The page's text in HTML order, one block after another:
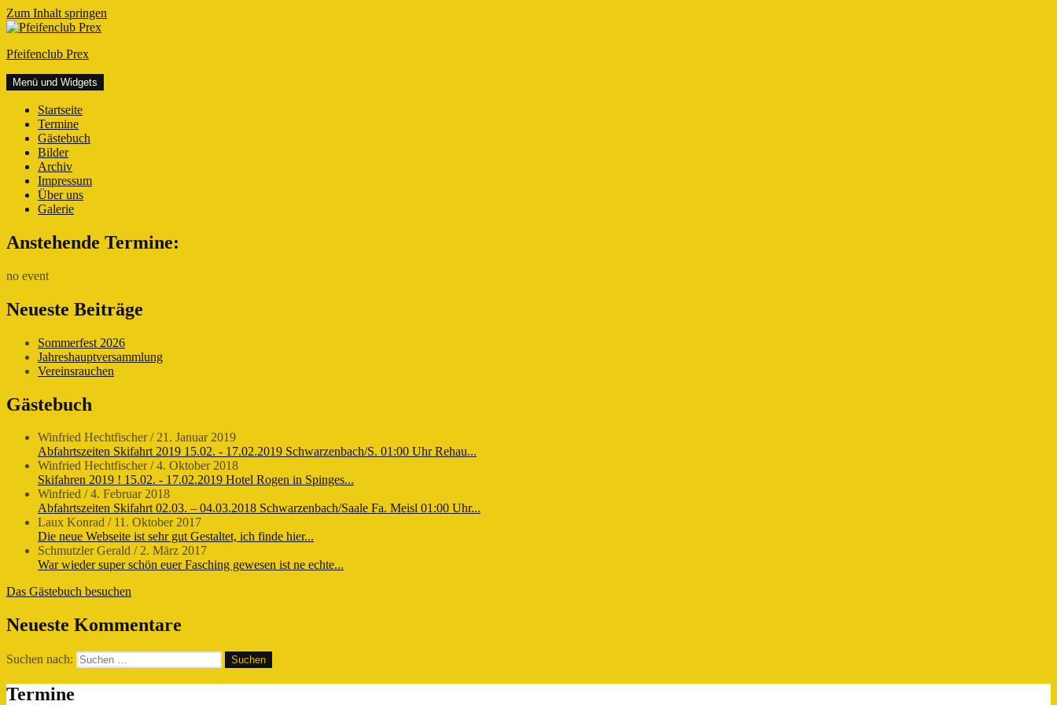
Zum Inhalt springen
Pfeifenclub Prex
Menü und Widgets
Startseite
Termine
Gästebuch
Bilder
Archiv
Impressum
Über uns
Galerie
Anstehende Termine:
no event
Neueste Beiträge
Sommerfest 2026
Jahreshauptversammlung
Vereinsrauchen
Gästebuch
Winfried Hechtfischer/21. Januar 2019
Abfahrtszeiten Skifahrt 2019 15.02. - 17.02.2019 Schwarzenbach/S. 01:00 Uhr Rehau...
Winfried Hechtfischer/4. Oktober 2018
Skifahren 2019 ! 15.02. - 17.02.2019 Hotel Rogen in Spinges...
Winfried /4. Februar 2018
Abfahrtszeiten Skifahrt 02.03. – 04.03.2018 Schwarzenbach/Saale Fa. Meisl 01:00 Uhr...
Laux Konrad / 11. Oktober 2017
Die neue Webseite ist sehr gut Gestaltet, ich finde hier...
Schmutzler Gerald /2. März 2017
War wieder super schön euer Fasching gewesen ist ne echte...
Das Gästebuch besuchen
Neueste Kommentare
Suchen nach:
Termine